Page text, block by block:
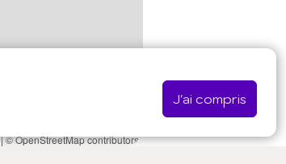
J'ai compris
|© OpenStreetMap contributors